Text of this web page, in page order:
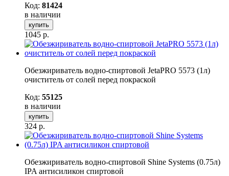
Код: 81424
в наличии
купить
1045 р.
Обезжириватель водно-спиртовой JetaPRO 5573 (1л)
очиститель от солей перед покраской
Код: 55125
в наличии
купить
324 р.
Обезжириватель водно-спиртовой Shine Systems (0.75л)
IPA антисиликон спиртовой